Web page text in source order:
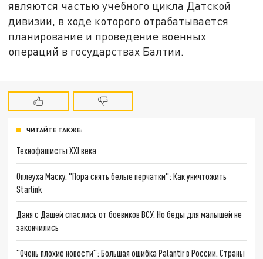
являются частью учебного цикла Датской
дивизии, в ходе которого отрабатывается
планирование и проведение военных
операций в государствах Балтии.
ЧИТАЙТЕ ТАКЖЕ:
Технофашисты XXI века
Оплеуха Маску. "Пора снять белые перчатки": Как уничтожить
Starlink
Даня с Дашей спаслись от боевиков ВСУ. Но беды для малышей не
закончились
"Очень плохие новости": Большая ошибка Palantir в России. Страны